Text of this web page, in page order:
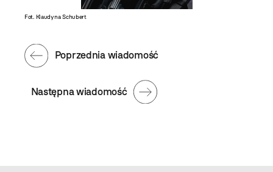
Fot. Klaudyna Schubert
Następna wiadomość
Poprzednia wiadomość